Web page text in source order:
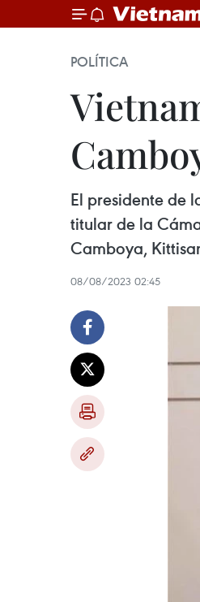
POLÍTICA
El presidente de
titular de la
Camboya,
08/08/2023 02:45